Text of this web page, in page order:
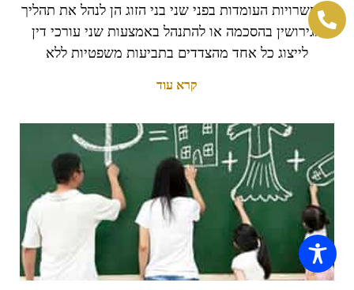
האפשרויות העומדות בפני שני בני הזוג הן לנהל את תהליך
הגירושין בהסכמה או להתנהל באמצעות שני עורכי דין
לייצוג כל אחד מהצדדים בתביעות משפטיות ללא
קרא עוד